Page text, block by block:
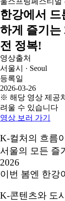
한강에서
하게 즐기는
전 정복!
영상출처
서울시 · Seoul
등록일
2026-03-26
※ 해당 영상 제공
려울 수 있습니다
영상 보러 가기
K-컬처의 흐름
서울의 모든 즐
2026
이번 봄엔 한강
K-콘텐츠와 도